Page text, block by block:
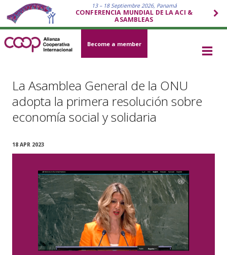
13 – 18 Septiembre 2026, Panamá
CONFERENCIA MUNDIAL DE LA ACI &
ASAMBLEAS
Become a member
La Asamblea General de la ONU
adopta la primera resolución sobre
economía social y solidaria
18 APR 2023